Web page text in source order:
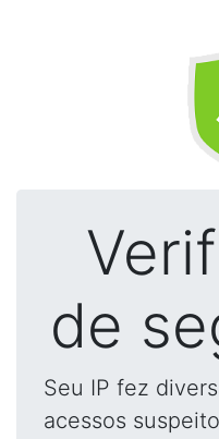
de
Seu IP fez
acessos